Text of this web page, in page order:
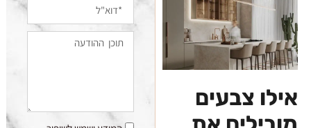
אילו צבעים